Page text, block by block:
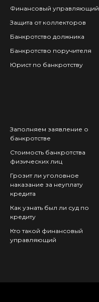
Финансовый управляющий
Защита от коллекторов
Банкротство должника
Банкротство поручителя
Юрист по банкротству
Заполняем заявление о
банкротстве
Стоимость банкротства
физических лиц
Грозит ли уголовное
наказание за неуплату
кредита
Как узнать был ли суд по
кредиту
Кто такой финансовый
управляющий